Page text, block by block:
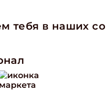
тебя в наших